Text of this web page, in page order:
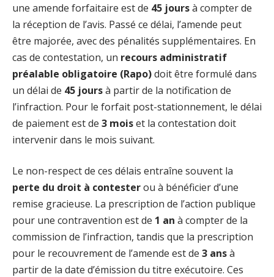
une amende forfaitaire est de 45 joursà compter de
la réception de l’avis. Passé ce délai, l’amende peut
être majorée, avec des pénalités supplémentaires. En
cas de contestation, un recours administratif
préalable obligatoire (Rapo)doit être formulé dans
un délai de 45 joursà partir de la notification de
l’infraction. Pour le forfait post-stationnement, le délai
de paiement est de 3 moiset la contestation doit
intervenir dans le mois suivant.
Le non-respect de ces délais entraîne souvent la
perte du droit à contesterou à bénéficier d’une
remise gracieuse. La prescription de l’action publique
pour une contravention est de 1 an à compter de la
commission de l’infraction, tandis que la prescription
pour le recouvrement de l’amende est de 3 ansà
partir de la date d’émission du titre exécutoire. Ces